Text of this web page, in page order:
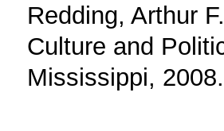
Redding, Arthur
Culture and
Mississippi, 2008.